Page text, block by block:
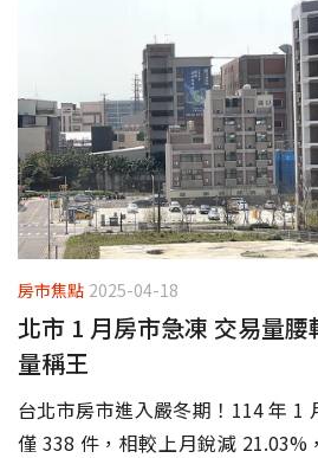
房市焦點 2025-04-18
北市 1 月房市急凍 交易量
量稱王
台北市房市進入嚴冬期！114 年 1
僅 338 件，相較上月銳減 21.03%